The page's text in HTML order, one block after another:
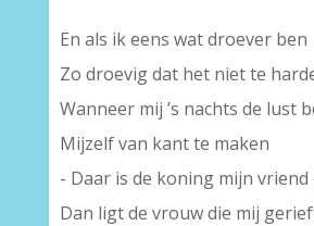
En als ik eens wat droever ben
Zo droevig dat het niet te
Wanneer mij ’s nachts de lust
Mijzelf van kant te maken
- Daar is de koning mijn vriend
Dan ligt de vrouw die mij